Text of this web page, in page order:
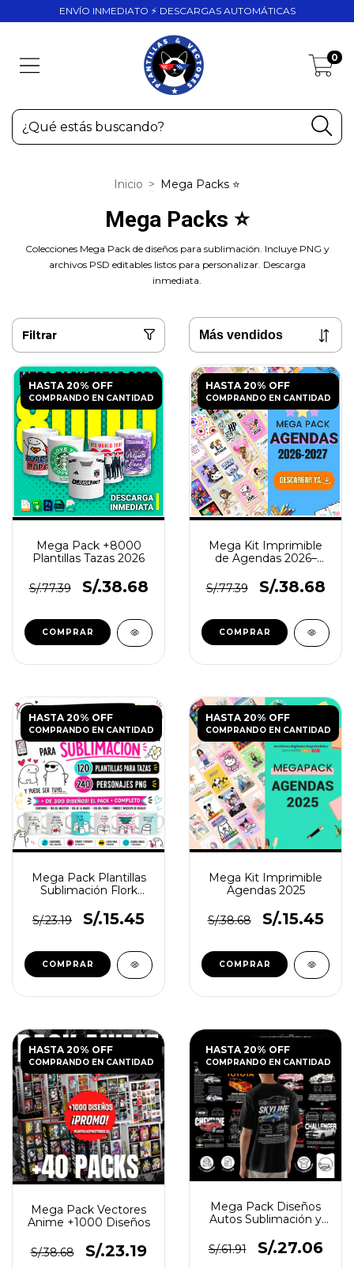
ENVÍO INMEDIATO ⚡ DESCARGAS AUTOMÁTICAS
0
Inicio > Mega Packs ⭐
Mega Packs ⭐
Colecciones Mega Pack de diseños para sublimación. Incluye PNG y
archivos PSD editables listos para personalizar. Descarga
inmediata.
Filtrar
HASTA 20% OFF
COMPRANDO EN CANTIDAD
Mega Pack +8000
Plantillas Tazas 2026
S/.77.39 S/.38.68
HASTA 20% OFF
COMPRANDO EN CANTIDAD
Mega Kit Imprimible
de Agendas 2026–
S/.77.39
S/.38.68
HASTA 20% OFF
COMPRANDO EN CANTIDAD
Mega Pack Plantillas
Sublimación Flork
S/.23.19
S/.15.45
HASTA 20% OFF
COMPRANDO EN CANTIDAD
Mega Kit Imprimible
Agendas 2025
S/.38.68 S/.15.45
HASTA 20% OFF
COMPRANDO EN CANTIDAD
Mega Pack Vectores
Anime +1000 Diseños
S/.38.68 S/.23.19
HASTA 20% OFF
COMPRANDO EN CANTIDAD
Mega Pack Diseños
Autos Sublimación y
S/.61.91
S/.27.06